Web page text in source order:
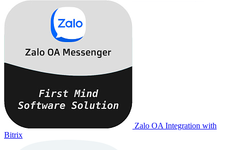
Zalo OA Integration with
Bitrix